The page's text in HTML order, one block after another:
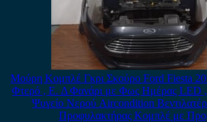
Μούρη Κομπλέ Γκρι Σκούρο Ford Fiesta
Φτερό , E. Δ Φανάρι με Φως Ημέρας LED
Ψυγείο Νερού Aircondition
Προφυλακτήρας Κομπλέ με